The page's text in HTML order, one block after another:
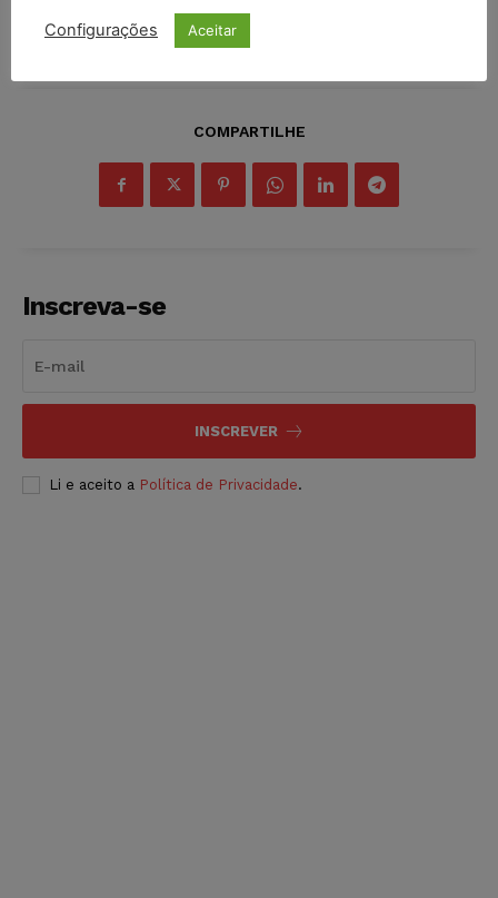
COMPARTILHE
Inscreva-se
INSCREVER
Li e aceito a Política de Privacidade.
Configurações Aceitar